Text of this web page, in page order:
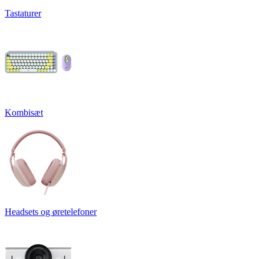
Tastaturer
Kombisæt
Headsets og øretelefoner